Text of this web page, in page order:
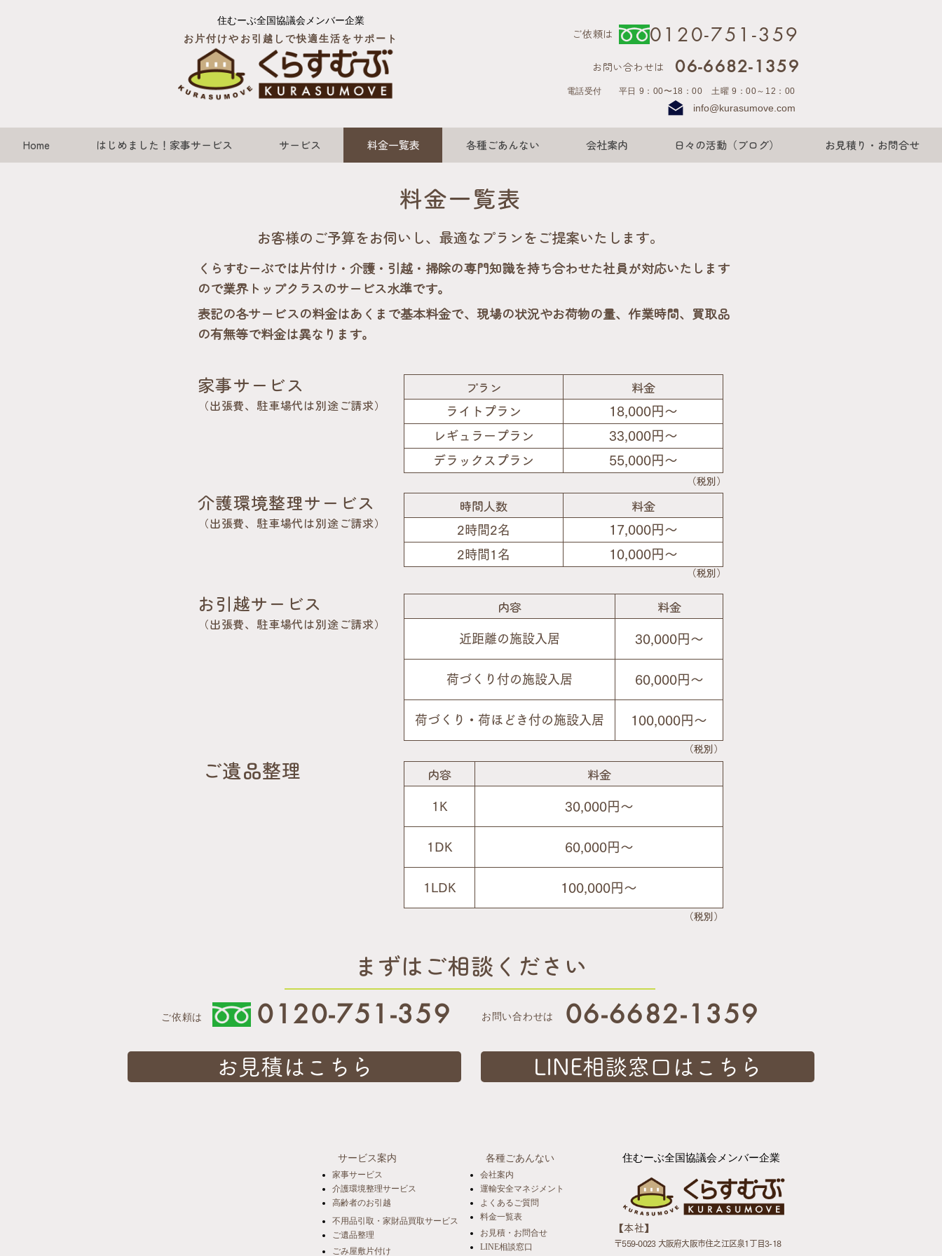
住むーぶ全国協議会メンバー企業
お片付けやお引越しで快適生活をサポート
ご依頼は 0120-751-359
06-6682-1359
お問い合わせは
電話受付 平日 9：00〜18：00 土曜 9：00～12：00
info@kurasumove.com
Home はじめました！家事サービス サービス 料金一覧表 各種ごあんない 会社案内 日々の活動（ブログ） お見積り・お問合せ
料金一覧表
お客様のご予算をお伺いし、最適なプランをご提案いたします。
くらすむーぶでは片付け・介護・引越・掃除の専門知識を持ち合わせた社員が対応いたします
ので業界トップクラスのサービス水準です。
表記の各サービスの料金はあくまで基本料金で、現場の状況やお荷物の量、作業時間、買取品
の有無等で料金は異なります。
介護環境整理サービス
（出張費、駐車場代は別途ご請求）
（税別）
時間人数 料金
2時間2名 17,000円〜
2時間1名 10,000円〜
お引越サービス
（出張費、駐車場代は別途ご請求）
内容 料金
近距離の施設入居 30,000円〜
荷づくり付の施設入居 60,000円〜
荷づくり・荷ほどき付の施設入居 100,000円〜
（税別）
家事サービス
（出張費、駐車場代は別途ご請求）
（税別）
プラン 料金
ライトプラン 18,000円〜
レギュラープラン 33,000円〜
デラックスプラン 55,000円〜
ご遺品整理 内容 料金
1K 30,000円〜
1DK 60,000円〜
1LDK 100,000円〜
（税別）
まずはご相談ください
ご依頼は 0120-751-359 06-6682-1359
お問い合わせは
お見積はこちら LINE相談窓口はこちら
サービス案内 住むーぶ全国協議会メンバー企業
〒559-0023 大阪府大阪市住之江区泉1丁目3-18
各種ごあんない
会社案内
運輸安全マネジメント
よくあるご質問
料金一覧表
お見積・お問合せ
LINE相談窓口
家事サービス
介護環境整理サービス
高齢者のお引越
不用品引取・家財品買取サービス
ご遺品整理
ごみ屋敷片付け
​【本社】